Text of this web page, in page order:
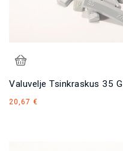
Valuvelje Tsinkraskus 35 G
20,67 €